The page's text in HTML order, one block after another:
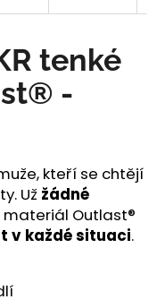
tenké
-
kteří se chtějí
Už žádné
materiál Outlast®
v každé situaci.